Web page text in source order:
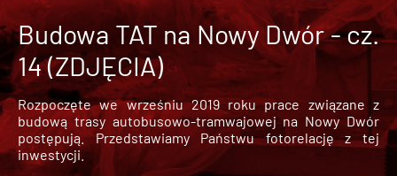
Budowa TAT na Nowy Dwór - cz.
14 (ZDJĘCIA)
Rozpoczęte we wrześniu 2019 roku prace związane z
budową trasy autobusowo-tramwajowej na Nowy Dwór
postępują. Przedstawiamy Państwu fotorelację z tej
inwestycji.